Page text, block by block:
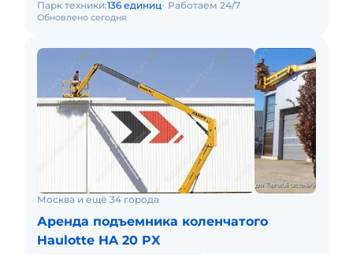
Обновлено сегодня
Парк техники:136 единиц Работаем 24/7
Москва и ещё 34 города
Аренда подъемника коленчатого
Haulotte HA 20 PX